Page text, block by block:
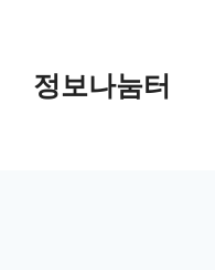
content정보나눔터